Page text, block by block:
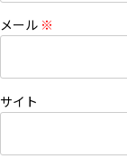
メール ※
サイト